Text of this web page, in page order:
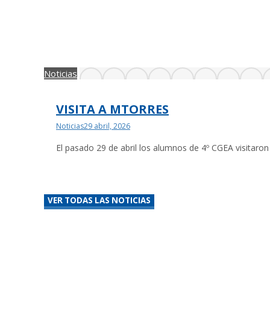
Noticias
VISITA A MTORRES
Noticias29 abril, 2026
El pasado 29 de abril los alumnos de 4º CGEA
VER TODAS LAS NOTICIAS